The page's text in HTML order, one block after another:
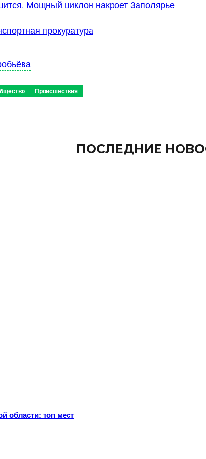
Мощный циклон накроет Заполярье
прокуратура
Происшествия
ПОСЛЕДНИЕ
области: топ мест